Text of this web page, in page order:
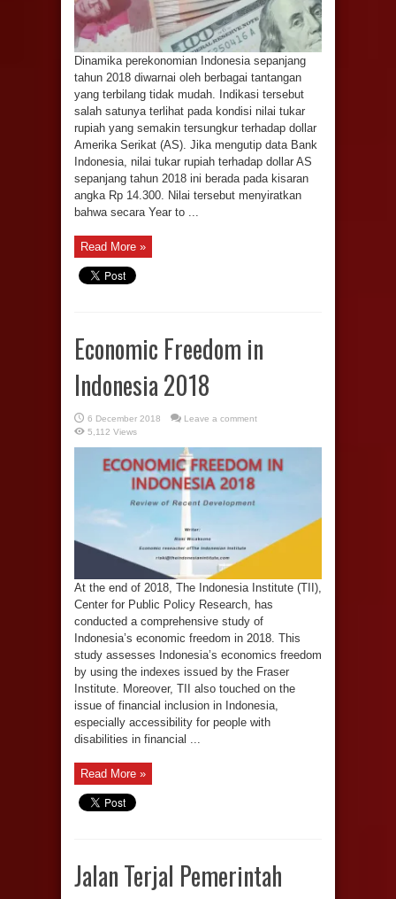
Dinamika perekonomian Indonesia sepanjang
tahun 2018 diwarnai oleh berbagai tantangan
yang terbilang tidak mudah. Indikasi tersebut
salah satunya terlihat pada kondisi nilai tukar
rupiah yang semakin tersungkur terhadap dollar
Amerika Serikat (AS). Jika mengutip data Bank
Indonesia, nilai tukar rupiah terhadap dollar AS
sepanjang tahun 2018 ini berada pada kisaran
angka Rp 14.300. Nilai tersebut menyiratkan
bahwa secara Year to ...
Read More »
Economic Freedom in
Indonesia 2018
6 December 2018
Leave a comment
5,112 Views
At the end of 2018, The Indonesia Institute (TII),
Center for Public Policy Research, has
conducted a comprehensive study of
Indonesia’s economic freedom in 2018. This
study assesses Indonesia’s economics freedom
by using the indexes issued by the Fraser
Institute. Moreover, TII also touched on the
issue of financial inclusion in Indonesia,
especially accessibility for people with
disabilities in financial ...
Read More »
Jalan Terjal Pemerintah